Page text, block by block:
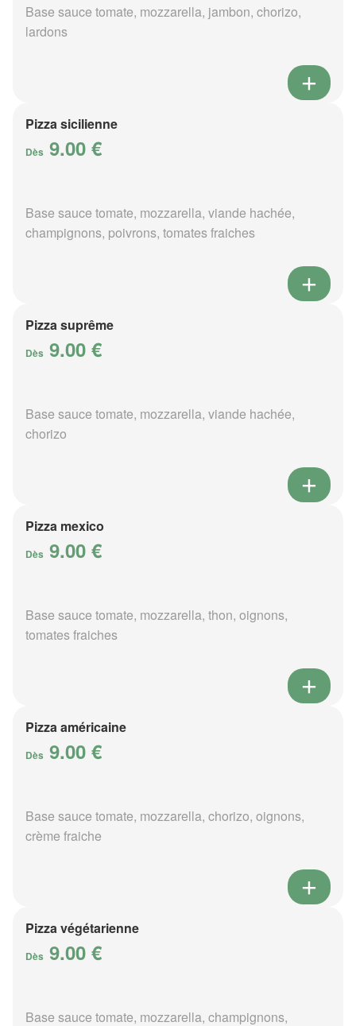
Base sauce tomate, mozzarella, jambon, chorizo,
lardons
Pizza sicilienne
Dès 9.00 €
Base sauce tomate, mozzarella, viande hachée,
champignons, poivrons, tomates fraiches
Pizza suprême
Dès 9.00 €
Base sauce tomate, mozzarella, viande hachée,
chorizo
Pizza mexico
Dès 9.00 €
Base sauce tomate, mozzarella, thon, oignons,
tomates fraiches
Pizza américaine
Dès 9.00 €
Base sauce tomate, mozzarella, chorizo, oignons,
crème fraiche
Pizza végétarienne
Dès 9.00 €
Base sauce tomate, mozzarella, champignons,